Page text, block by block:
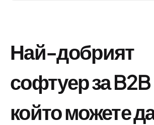
Най-добрият
софтуер за
който можете